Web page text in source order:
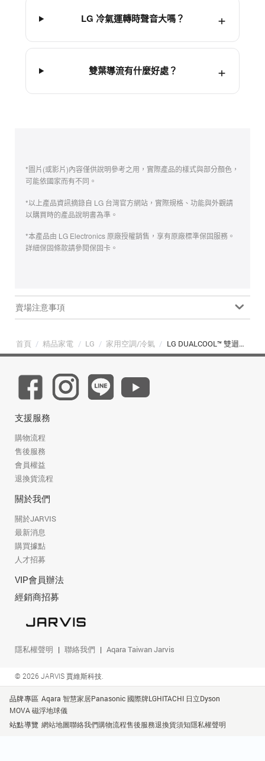
LG 冷氣運轉時聲音大嗎？
雙葉導流有什麼好處？
*圖片(或影片)內容僅供說明參考之用，實際產品的樣式與部分顏色，
可能依國家而有不同。
*以上產品資訊摘錄自 LG 台灣官方網站，實際規格、功能與外觀請
以購買時的產品說明書為準。
*本產品由 LG Electronics 原廠授權銷售，享有原廠標準保固服務。
詳細保固條款請參閱保固卡。
賣場注意事項
首頁 / 精品家電 / LG / 家用空調/冷氣 / LG DUALCOOL™ 雙迴轉變頻分離式空調｜冷暖｜2-4 坪 (LS-28IDHST/LSU28DHST)
支援服務
購物流程
售後服務
會員權益
退換貨流程
關於我們
關於JARVIS
最新消息
購買據點
人才招募
VIP會員辦法
經銷商招募
隱私權聲明 聯絡我們 Aqara Taiwan Jarvis
© 2026 JARVIS 賈維斯科技.
品牌專區 Aqara 智慧家居Panasonic 國際牌LGHITACHI 日立Dyson
MOVA 磁浮地球儀
站點導覽 網站地圖聯絡我們購物流程售後服務退換貨須知隱私權聲明